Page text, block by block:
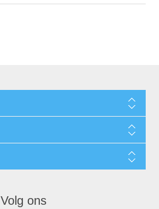
Volg ons